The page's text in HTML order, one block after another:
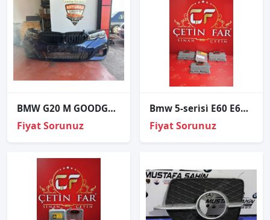
BMW G20 M GOODGO ÖN TAMPON KOMPLE DOLU FAR DAHİL
Fiyat Sorunuz
Bmw 5-seri̇si̇ E60 E61 Xenon Far Beyni̇ 2003-2005
Fiyat Sorunuz